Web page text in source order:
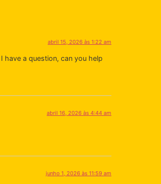
abril 15, 2026 às 1:22 am
have a question, can you help
abril 16, 2026 às 4:44 am
junho 1, 2026 às 11:59 am